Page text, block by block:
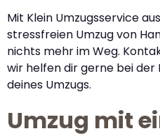
Mit Klein Umzugsservice
stressfreien Umzug von
nichts mehr im Weg.
wir helfen dir gerne bei der
deines Umzugs.
Umzug mit